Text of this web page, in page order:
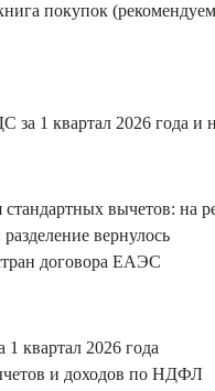
покупок
за 1 квартал 2026 года и
вычетов: на
вернулось
договора ЕАЭС
квартал 2026 года
и доходов по НДФЛ